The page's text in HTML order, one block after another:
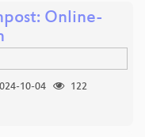
Online-
10-04
122